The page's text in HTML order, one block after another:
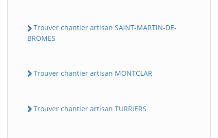
Trouver chantier artisan SAiNT-MARTiN-DE-
BROMES
Trouver chantier artisan MONTCLAR
Trouver chantier artisan TURRiERS